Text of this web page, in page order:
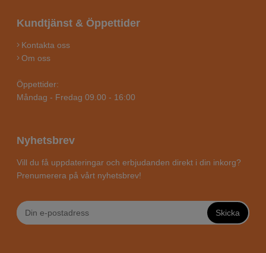
Kundtjänst & Öppettider
Kontakta oss
Om oss
Öppettider:
Måndag - Fredag 09.00 - 16:00
Nyhetsbrev
Vill du få uppdateringar och erbjudanden direkt i din inkorg?
Prenumerera på vårt nyhetsbrev!
Skicka